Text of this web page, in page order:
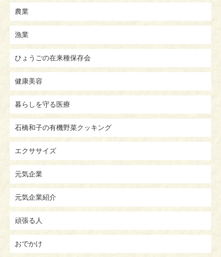
農業
漁業
ひょうごの在来種保存会
健康美容
暮らしを守る医療
石橋和子の有機野菜クッキング
エクササイズ
元気企業
元気企業紹介
頑張る人
おでかけ